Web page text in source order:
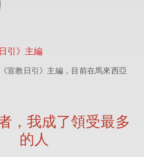
引》主編
宣教日引》主編，目前在馬來西亞
，我成了領受最多
的人